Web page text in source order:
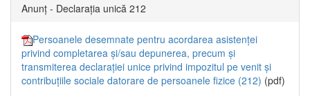
Anunț - Declarația unică 212
Persoanele desemnate pentru acordarea asistenței
privind completarea și/sau depunerea, precum și
transmiterea declarației unice privind impozitul pe venit și
contribuțiile sociale datorare de persoanele fizice (212) (pdf)